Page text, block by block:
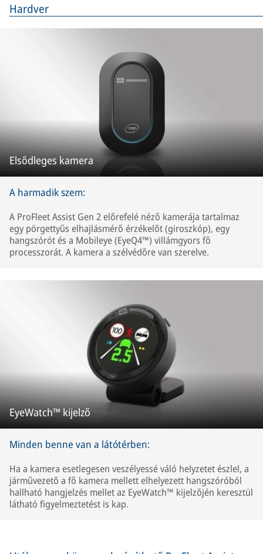
Hardver
Elsődleges kamera
A harmadik szem:
A ProFleet Assist Gen 2 előrefelé néző kamerája tartalmaz
egy pörgettyűs elhajlásmérő érzékelőt (giroszkóp), egy
hangszórót és a Mobileye (EyeQ4™) villámgyors fő
processzorát. A kamera a szélvédőre van szerelve.
EyeWatch™ kijelző
Minden benne van a látótérben:
Ha a kamera esetlegesen veszélyessé váló helyzetet észlel, a
járművezető a fő kamera mellett elhelyezett hangszóróból
hallható hangjelzés mellet az EyeWatch™ kijelzőjén keresztül
látható figyelmeztetést is kap.